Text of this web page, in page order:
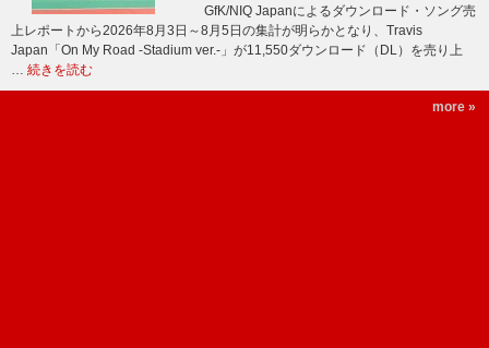
GfK/NIQ Japanによるダウンロード・ソング売
上レポートから2026年8月3日～8月5日の集計が明らかとなり、Travis
Japan「On My Road -Stadium ver.-」が11,550ダウンロード（DL）を売り上
… 続きを読む
more »